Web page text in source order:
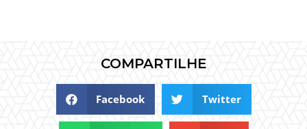
COMPARTILHE
Facebook Twitter